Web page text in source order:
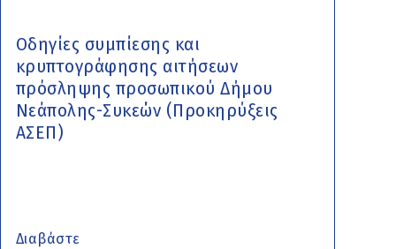
Οδηγίες συμπίεσης και
κρυπτογράφησης αιτήσεων
πρόσληψης προσωπικού Δήμου
Νεάπολης-Συκεών (Προκηρύξεις
ΑΣΕΠ)
Διαβάστε